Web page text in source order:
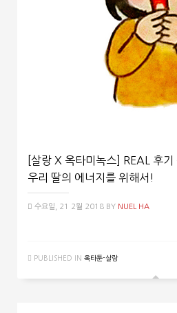
[살랑 X 옥타미녹스] REAL 후기
우리 딸의 에너지를 위해서!
수요일, 21 2월 2018 BY NUEL HA
PUBLISHED IN 옥타툰-살랑